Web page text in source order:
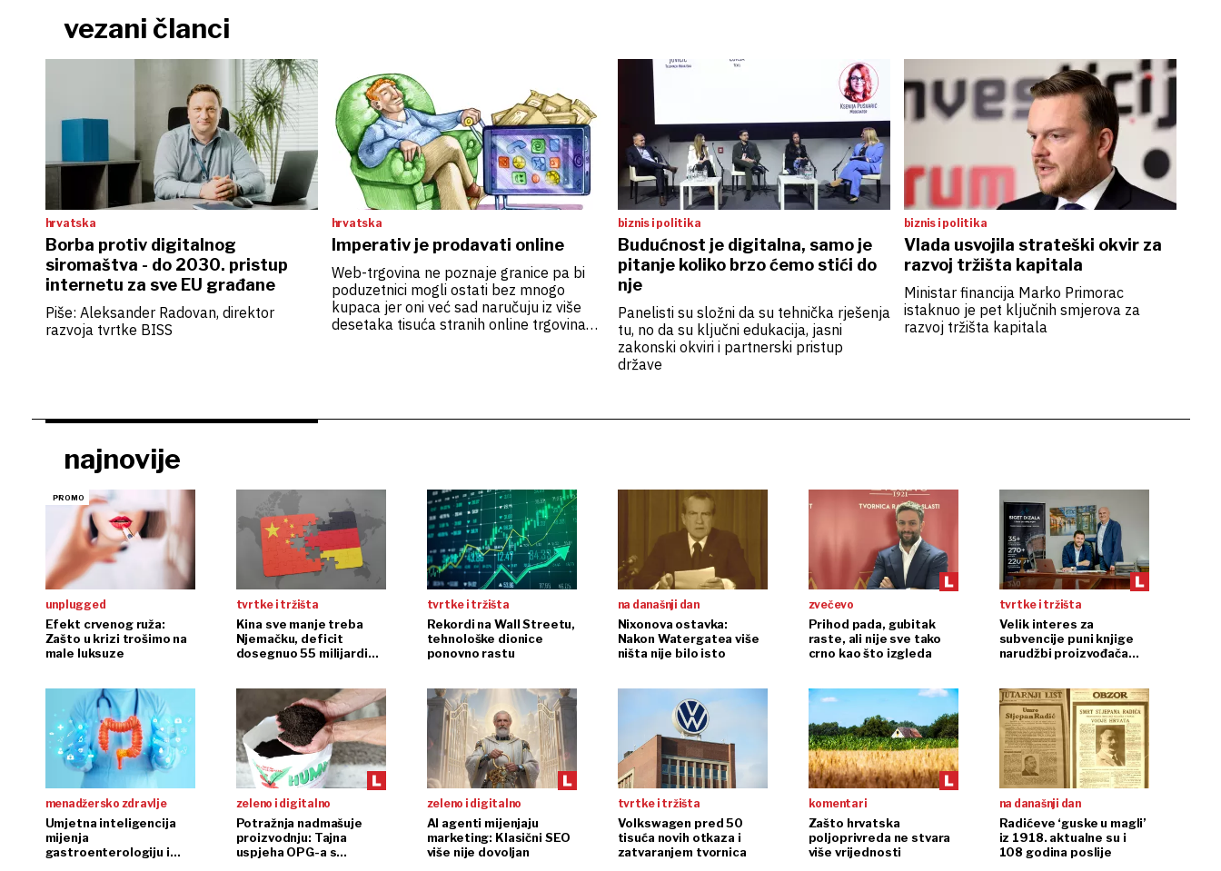
vezani članci
hrvatska
Borba protiv digitalnog
siromaštva - do 2030. pristup
internetu za sve EU građane
Piše: Aleksander Radovan, direktor
razvoja tvrtke BISS
hrvatska
Imperativ je prodavati online
Web-trgovina ne poznaje granice pa bi
poduzetnici mogli ostati bez mnogo
kupaca jer oni već sad naručuju iz više
desetaka tisuća stranih online trgovina
biznis i politika
Budućnost je digitalna, samo je
pitanje koliko brzo ćemo stići do
nje
Panelisti su složni da su tehnička rješenja
tu, no da su ključni edukacija, jasni
zakonski okviri i partnerski pristup
države
biznis i politika
Vlada usvojila strateški okvir za
razvoj tržišta kapitala
Ministar financija Marko Primorac
istaknuo je pet ključnih smjerova za
razvoj tržišta kapitala
najnovije
unplugged
Efekt crvenog ruža:
Zašto u krizi trošimo na
male luksuze
tvrtke i tržišta
Kina sve manje treba
Njemačku, deficit
dosegnuo 55 milijardi
tvrtke i tržišta
Rekordi na Wall Streetu,
tehnološke dionice
ponovno rastu
na današnji dan
Nixonova ostavka:
Nakon Watergatea više
ništa nije bilo isto
zvečevo
Prihod pada, gubitak
raste, ali nije sve tako
crno kao što izgleda
tvrtke i tržišta
Velik interes za
subvencije puni knjige
narudžbi proizvođača
menadžersko zdravlje
Umjetna inteligencija
mijenja
gastroenterologiju i
zeleno i digitalno
Potražnja nadmašuje
proizvodnju: Tajna
uspjeha OPG-a s
zeleno i digitalno
AI agenti mijenjaju
marketing: Klasični SEO
više nije dovoljan
tvrtke i tržišta
Volkswagen pred 50
tisuća novih otkaza i
zatvaranjem tvornica
komentari
Zašto hrvatska
poljoprivreda ne stvara
više vrijednosti
na današnji dan
Radićeve ‘guske u magli’
iz 1918. aktualne su i
108 godina poslije